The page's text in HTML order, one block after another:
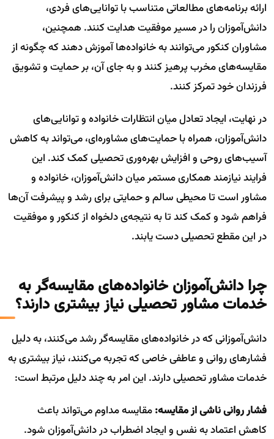
ارائه برنامه‌های مطالعاتی متناسب با توانایی‌های فردی،
دانش‌آموزان را در مسیر موفقیت هدایت کنند. همچنین،
مشاوران کنکور می‌توانند به خانواده‌ها آموزش دهند که چگونه از
مقایسه‌های مخرب پرهیز کنند و به جای آن، بر حمایت و تشویق
فرزندان خود تمرکز کنند.
در نهایت، ایجاد تعادل میان انتظارات خانواده و توانایی‌های
دانش‌آموزان، همراه با حمایت‌های مشاوره‌ای، می‌تواند به کاهش
آسیب‌های روحی و افزایش بهره‌وری تحصیلی کمک کند. این
فرایند نیازمند همکاری مستمر میان دانش‌آموزان، خانواده و
مشاور است تا محیطی سالم و حمایتی برای رشد و پیشرفت آن‌ها
فراهم شود و کمک کند تا به نتیجه‌ی دلخواه از کنکور و موفقیت
در این مقطع تحصیلی دست یابند.
چرا دانش‌آموزان خانواده‌های مقایسه‌گر به
خدمات مشاور تحصیلی نیاز بیشتری دارند؟
دانش‌آموزانی که در خانواده‌های مقایسه‌گر رشد می‌کنند، به دلیل
فشارهای روانی و عاطفی خاصی که تجربه می‌کنند، نیاز بیشتری به
خدمات مشاور تحصیلی دارند. این امر به چند دلیل مرتبط است:
فشار روانی ناشی از مقایسه:مقایسه مداوم می‌تواند باعث
کاهش اعتماد به نفس و ایجاد اضطراب در دانش‌آموزان شود.